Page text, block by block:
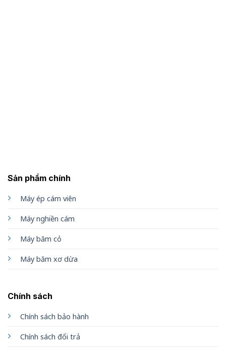
Sản phẩm chính
Máy ép cám viên
Máy nghiền cám
Máy băm cỏ
Máy băm xơ dừa
Chính sách
Chính sách bảo hành
Chính sách đổi trả